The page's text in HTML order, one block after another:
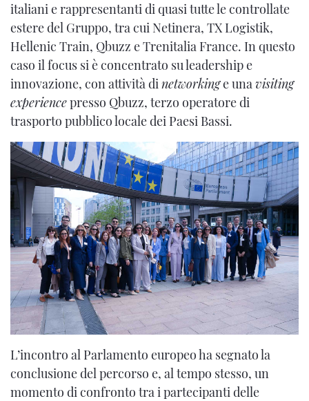
italiani e rappresentanti di quasi tutte le controllate
estere del Gruppo, tra cui Netinera, TX Logistik,
Hellenic Train, Qbuzz e Trenitalia France. In questo
caso il focus si è concentrato su leadership e
innovazione, con attività dinetworkinge unavisiting
experiencepresso Qbuzz, terzo operatore di
trasporto pubblico locale dei Paesi Bassi.
L’incontro al Parlamento europeo ha segnato la
conclusione del percorso e, al tempo stesso, un
momento di confronto tra i partecipanti delle